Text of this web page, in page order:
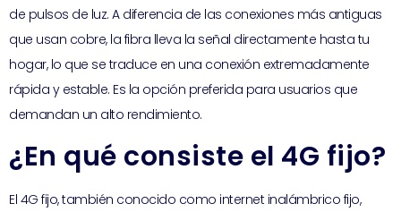
de pulsos de luz. A diferencia de las conexiones más antiguas
que usan cobre, la fibra lleva la señal directamente hasta tu
hogar, lo que se traduce en una conexión extremadamente
rápida y estable. Es la opción preferida para usuarios que
demandan un alto rendimiento.
¿En qué consiste el 4G fijo?
El 4G fijo, también conocido como internet inalámbrico fijo,